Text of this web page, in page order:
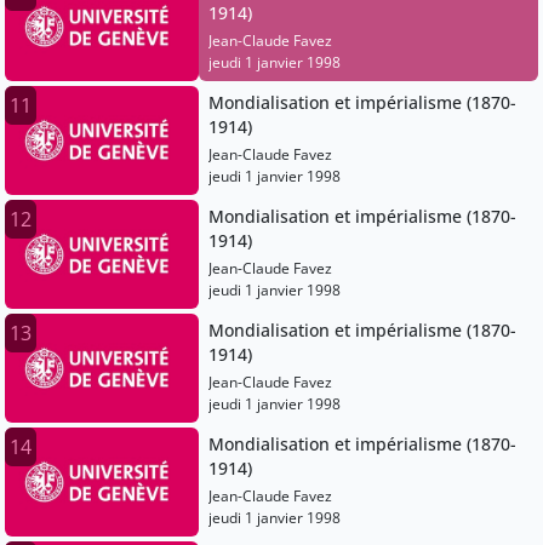
1914)
Jean-Claude Favez
jeudi 1 janvier 1998
11
Mondialisation et impérialisme (1870-
1914)
Jean-Claude Favez
jeudi 1 janvier 1998
12
Mondialisation et impérialisme (1870-
1914)
Jean-Claude Favez
jeudi 1 janvier 1998
13
Mondialisation et impérialisme (1870-
1914)
Jean-Claude Favez
jeudi 1 janvier 1998
14
Mondialisation et impérialisme (1870-
1914)
Jean-Claude Favez
jeudi 1 janvier 1998